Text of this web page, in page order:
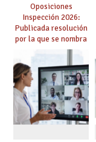
Oposiciones
Inspección 2026:
Publicada resolución
por la que se nombra
funcionarios/as en
prácticas, se regulan
dichas prácticas y se
convoca acto público
de adjudicación